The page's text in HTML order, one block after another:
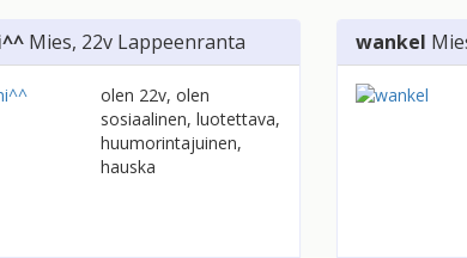
Mies, 22v Lappeenranta
olen 22v, olen
sosiaalinen, luotettava,
huumorintajuinen,
hauska
wankel